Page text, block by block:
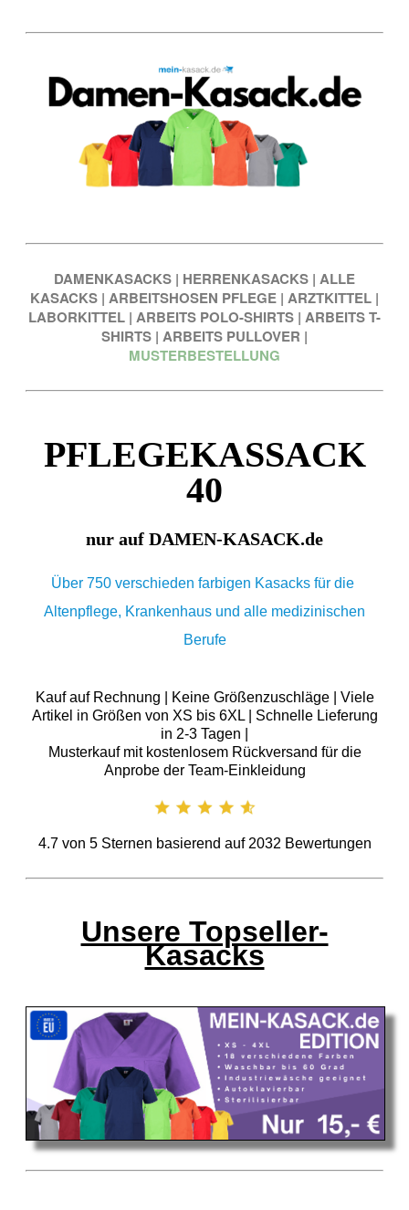
DAMENKASACKS | HERRENKASACKS | ALLE
KASACKS | ARBEITSHOSEN PFLEGE | ARZTKITTEL |
LABORKITTEL | ARBEITS POLO-SHIRTS | ARBEITS T-
SHIRTS | ARBEITS PULLOVER |
MUSTERBESTELLUNG
PFLEGEKASSACK
40
nur auf DAMEN-KASACK.de
Über 750 verschieden farbigen Kasacks für die
Altenpflege, Krankenhaus und alle medizinischen
Berufe
Kauf auf Rechnung | Keine Größenzuschläge | Viele
Artikel in Größen von XS bis 6XL | Schnelle Lieferung
in 2-3 Tagen |
Musterkauf mit kostenlosem Rückversand für die
Anprobe der Team-Einkleidung
4.7von 5Sternen basierend auf 2032 Bewertungen
Unsere Topseller-
Kasacks